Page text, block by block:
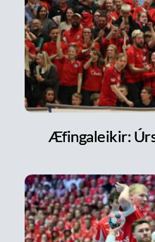
Æfingaleikir: